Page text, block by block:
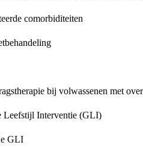
comorbiditeiten
bij volwassenen met
Leefstijl Interventie (GLI)
GLI